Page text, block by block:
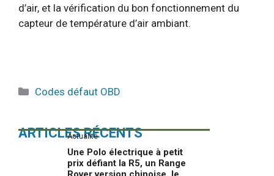
d’air, et la vérification du bon fonctionnement du
capteur de température d’air ambiant.
Catégories
Codes défaut OBD
ARTICLES RÉCENTS
Actualité
Une Polo électrique à petit
prix défiant la R5, un Range